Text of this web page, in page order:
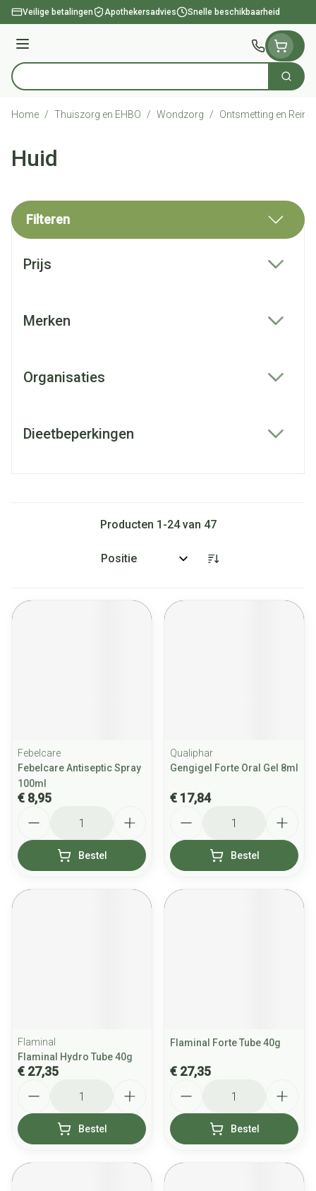
Ga naar de inhoud
Veilige betalingen Apothekersadvies Snelle beschikbaarheid
Menu
Product, merk, categorie... Zoek
Home / Thuiszorg en EHBO / Wondzorg / Ontsmetting en
Huid
Filteren
Prijs
Merken
Organisaties
Dieetbeperkingen
Producten 1 -24van 47
Sorteer op:
Febelcare
Febelcare Antiseptic Spray
100ml
€ 8,95
Bestel
Qualiphar
Gengigel Forte Oral Gel 8ml
€ 17,84
Bestel
Flaminal
Flaminal Hydro Tube 40g
€ 27,35
Bestel
Flaminal Forte Tube 40g
€ 27,35
Bestel